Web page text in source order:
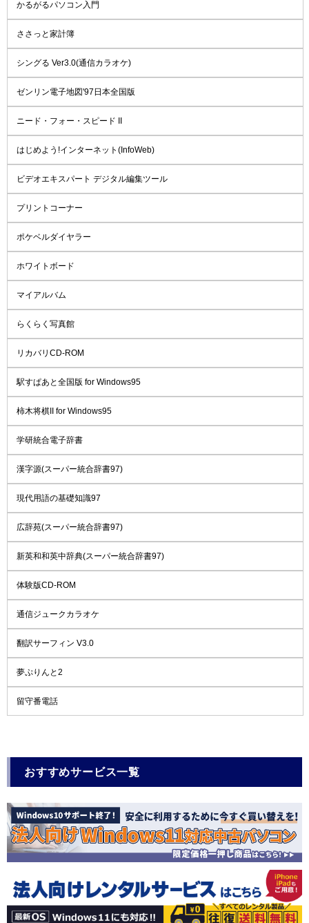
かるがるパソコン入門
ささっと家計簿
シングる Ver3.0(通信カラオケ)
ゼンリン電子地図'97日本全国版
ニード・フォー・スピード II
はじめよう!インターネット(InfoWeb)
ビデオエキスパート デジタル編集ツール
プリントコーナー
ポケベルダイヤラー
ホワイトボード
マイアルバム
らくらく写真館
リカバリCD-ROM
駅すぱあと全国版 for Windows95
柿木将棋II for Windows95
学研統合電子辞書
漢字源(スーパー統合辞書97)
現代用語の基礎知識97
広辞苑(スーパー統合辞書97)
新英和和英中辞典(スーパー統合辞書97)
体験版CD-ROM
通信ジュークカラオケ
翻訳サーフィン V3.0
夢ぷりんと2
留守番電話
おすすめサービス一覧